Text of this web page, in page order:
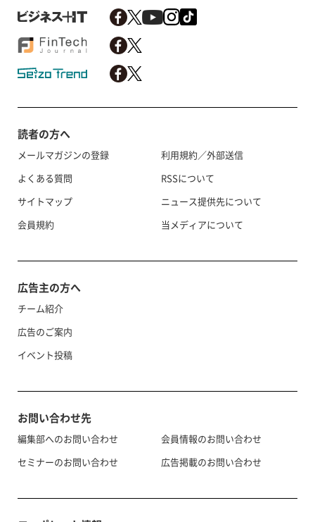
読者の方へ
メールマガジンの登録
よくある質問
サイトマップ
会員規約
利用規約／外部送信
RSSについて
ニュース提供先について
当メディアについて
広告主の方へ
チーム紹介
広告のご案内
イベント投稿
お問い合わせ先
編集部へのお問い合わせ
セミナーのお問い合わせ
会員情報のお問い合わせ
広告掲載のお問い合わせ